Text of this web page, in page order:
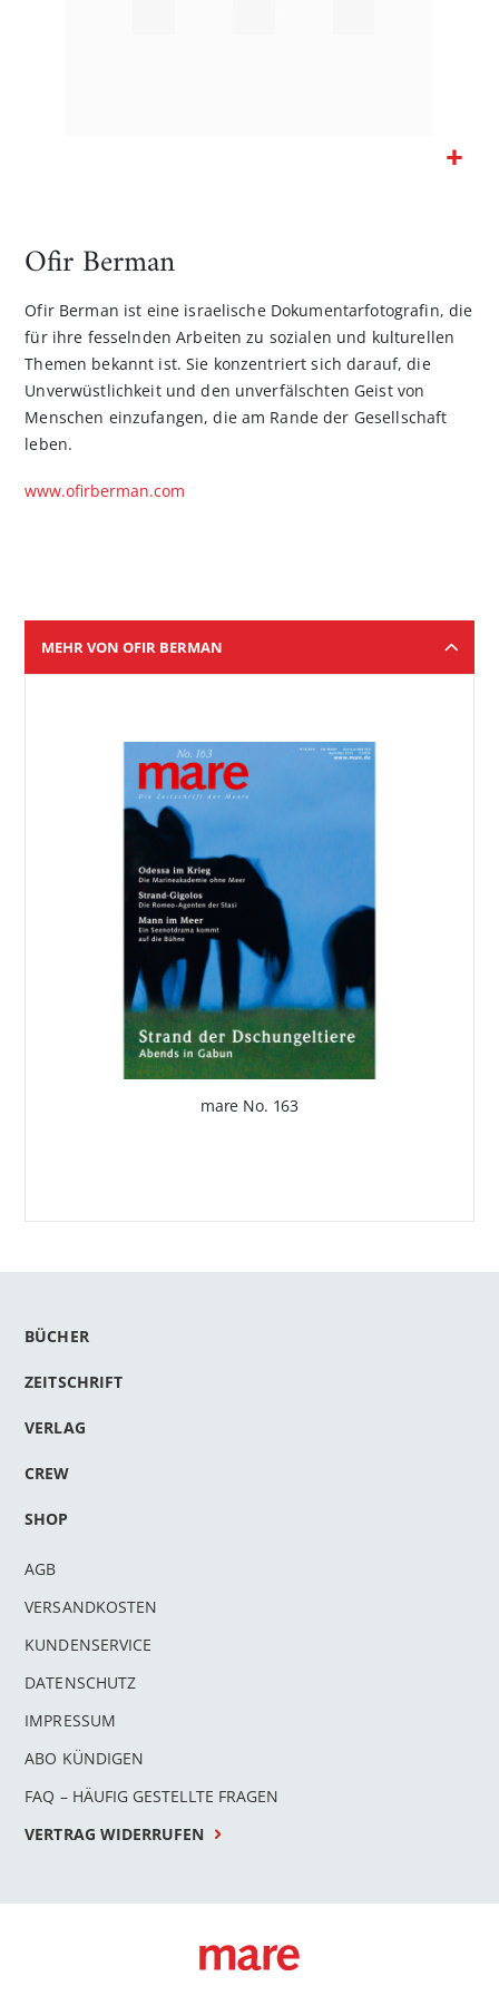
Bildgalerie
Ofir Berman
Ofir Berman ist eine israelische Dokumentarfotografin, die
für ihre fesselnden Arbeiten zu sozialen und kulturellen
Themen bekannt ist. Sie konzentriert sich darauf, die
Unverwüstlichkeit und den unverfälschten Geist von
Menschen einzufangen, die am Rande der Gesellschaft
leben.
www.ofirberman.com
MEHR VON OFIR BERMAN
mare No. 163
BÜCHER
ZEITSCHRIFT
VERLAG
CREW
SHOP
AGB
VERSANDKOSTEN
KUNDENSERVICE
DATENSCHUTZ
IMPRESSUM
ABO KÜNDIGEN
FAQ – HÄUFIG GESTELLTE FRAGEN
VERTRAG WIDERRUFEN